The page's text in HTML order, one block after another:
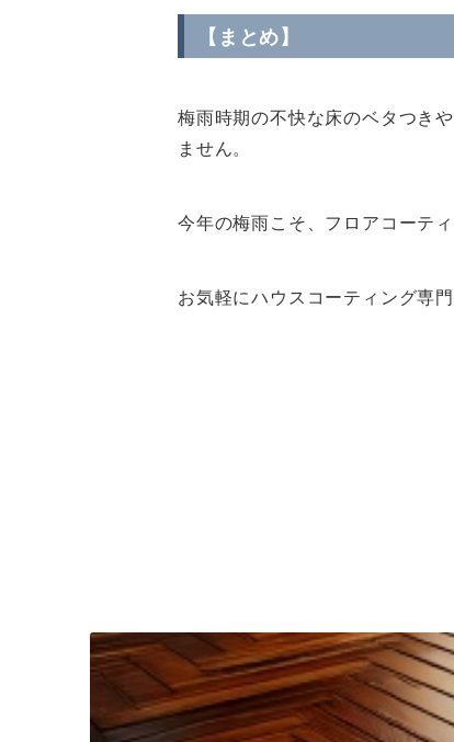
【まとめ】
梅雨時期の不快な床のベタつき
ません。
今年の梅雨こそ、フロアコーテ
お気軽にハウスコーティング専